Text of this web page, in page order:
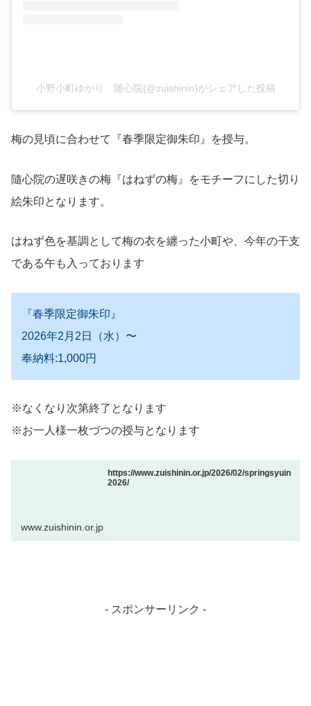
小野小町ゆかり 随心院(@zuishinin)がシェアした投稿
梅の見頃に合わせて『春季限定御朱印』を授与。
隨心院の遅咲きの梅『はねずの梅』をモチーフにした切り
絵朱印となります。
はねず色を基調として梅の衣を纏った小町や、今年の干支
である午も入っております
『春季限定御朱印』
2026年2月2日（水）〜
奉納料:1,000円
※なくなり次第終了となります
※お一人様一枚づつの授与となります
https://www.zuishinin.or.jp/2026/02/springsyuin
2026/
www.zuishinin.or.jp
- スポンサーリンク -